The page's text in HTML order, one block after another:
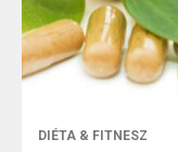
DIÉTA & FITNESZ